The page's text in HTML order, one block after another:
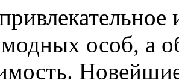
особ, а